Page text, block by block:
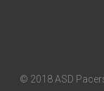
© 2018 ASD